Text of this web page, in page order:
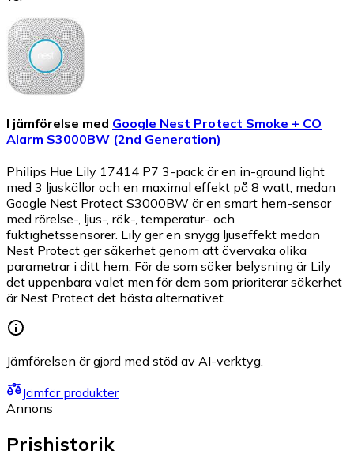
I jämförelse med Google Nest Protect Smoke + CO
Alarm S3000BW (2nd Generation)
Philips Hue Lily 17414 P7 3-pack är en in-ground light
med 3 ljuskällor och en maximal effekt på 8 watt, medan
Google Nest Protect S3000BW är en smart hem-sensor
med rörelse-, ljus-, rök-, temperatur- och
fuktighetssensorer. Lily ger en snygg ljuseffekt medan
Nest Protect ger säkerhet genom att övervaka olika
parametrar i ditt hem. För de som söker belysning är Lily
det uppenbara valet men för dem som prioriterar säkerhet
är Nest Protect det bästa alternativet.
Jämförelsen är gjord med stöd av AI-verktyg.
Jämför produkter
Annons
Prishistorik